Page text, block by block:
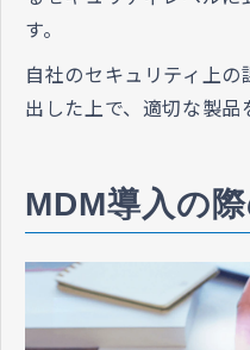
す。
自社のセキュリティ上
出した上で、適切な製品
MDM導入の